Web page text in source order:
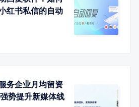
红书私信的自动
务企业月均留资
势提升新媒体线